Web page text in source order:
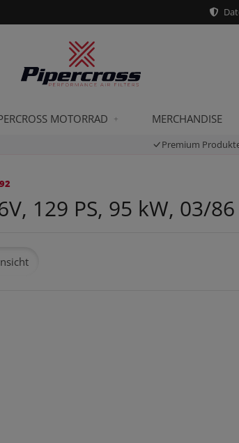
MOTORRAD MERCHANDISE
Premium
129 PS, 95 kW, 03/